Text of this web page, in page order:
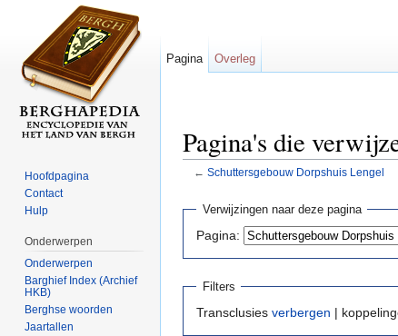
Pagina's die
← Schuttersgebouw Dorpshuis Lengel
Verwijzingen naar deze pagina
Pagina:
Filters
Transclusies verbergen |
Pagina Overleg
Hoofdpagina
Contact
Hulp
Onderwerpen
Onderwerpen
Barghief Index (Archief
HKB)
Berghse woorden
Jaartallen